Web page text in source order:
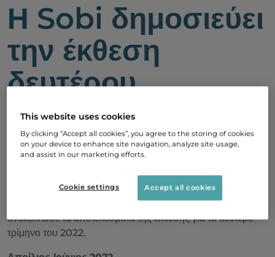
Η Sobi δημοσιεύει
την έκθεση
δευτέρου
τριμήνου για το
2022
Η Swedish Orphan Biovitrum AB (publ) (Sobi®)
ανακοίνωσε τα αποτελέσματα της έκθεσης για το δεύτερο
τρίμηνο του 2022.
This website uses cookies
By clicking “Accept all cookies”, you agree to the storing of cookies
on your device to enhance site navigation, analyze site usage,
and assist in our marketing efforts.
Cookie settings Accept all cookies